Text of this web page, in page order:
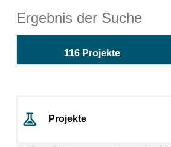
Ergebnis der Suche
116 Projekte
Projekte